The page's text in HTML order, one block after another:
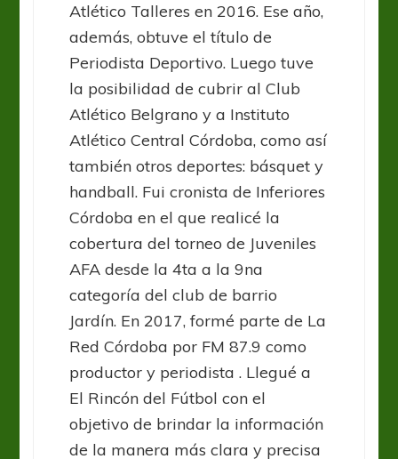
Atlético Talleres en 2016. Ese año,
además, obtuve el título de
Periodista Deportivo. Luego tuve
la posibilidad de cubrir al Club
Atlético Belgrano y a Instituto
Atlético Central Córdoba, como así
también otros deportes: básquet y
handball. Fui cronista de Inferiores
Córdoba en el que realicé la
cobertura del torneo de Juveniles
AFA desde la 4ta a la 9na
categoría del club de barrio
Jardín. En 2017, formé parte de La
Red Córdoba por FM 87.9 como
productor y periodista . Llegué a
El Rincón del Fútbol con el
objetivo de brindar la información
de la manera más clara y precisa